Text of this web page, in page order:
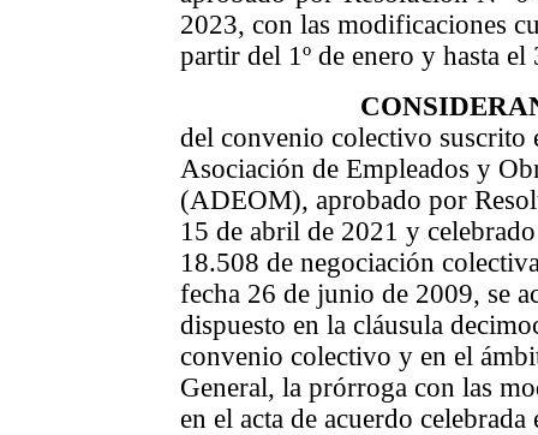
2023,con las modificaciones
partir del 1º de enero y hasta
del convenio colectivo suscrito
Asociación de Empleados y
(ADEOM), aprobado por
15 de abril de 2021 y
18.508 de negociación
fecha 26 de junio de 2009, se
dispuesto en la cláusula
convenio colectivo y en el
General, la prórroga con las
en el acta de acuerdo